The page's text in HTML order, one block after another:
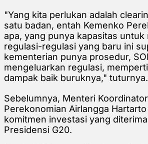
"Yang kita perlukan adalah
satu badan, entah Kemenko
apa, yang punya kapasitas untuk
regulasi-regulasi yang baru ini
kementerian punya prosedur,
mengeluarkan regulasi,
dampak baik buruknya," tuturnya.
Sebelumnya, Menteri
Perekonomian Airlangga
komitmen investasi yang
Presidensi G20.